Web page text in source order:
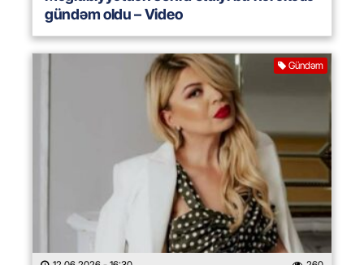
gündəm oldu – Video
Gündəm